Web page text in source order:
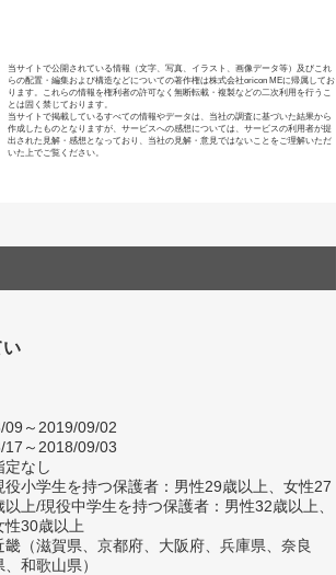
当サイトで公開されている情報（文字、写真、イラスト、画像データ等）及びこれ
らの配置・編集および構造などについての著作権は株式会社oricon MEに帰属してお
ります。これらの情報を権利者の許可なく無断転載・複製などの二次利用を行うこ
とは固く禁じております。
当サイトで掲載しているすべての情報やデータは、当社の調査に基づいた結果から
作成したものとなりますが、サービスへの感想については、サービスの利用者が提
出された見解・感想となっており、当社の見解・意見ではないことをご理解いただ
いた上でご覧ください。
い
09～2019/09/02
17～2018/09/03
定なし
役小学生を持つ保護者：男性29歳以上、女性27
以上/現役中学生を持つ保護者：男性32歳以上、
性30歳以上
畿（滋賀県、京都府、大阪府、兵庫県、奈良
、和歌山県）